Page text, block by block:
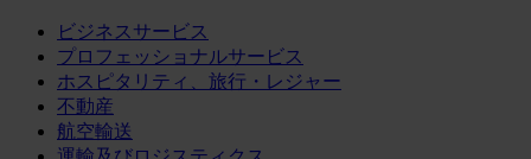
ビジネスサービス
プロフェッショナルサービス
ホスピタリティ、旅行・レジャー
不動産
航空輸送